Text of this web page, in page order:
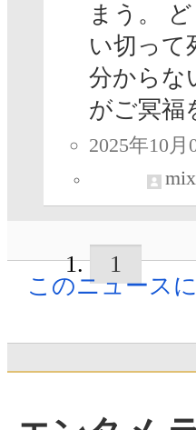
まう。
い切って
分からな
がご冥福
2025年10月
1
このニュース